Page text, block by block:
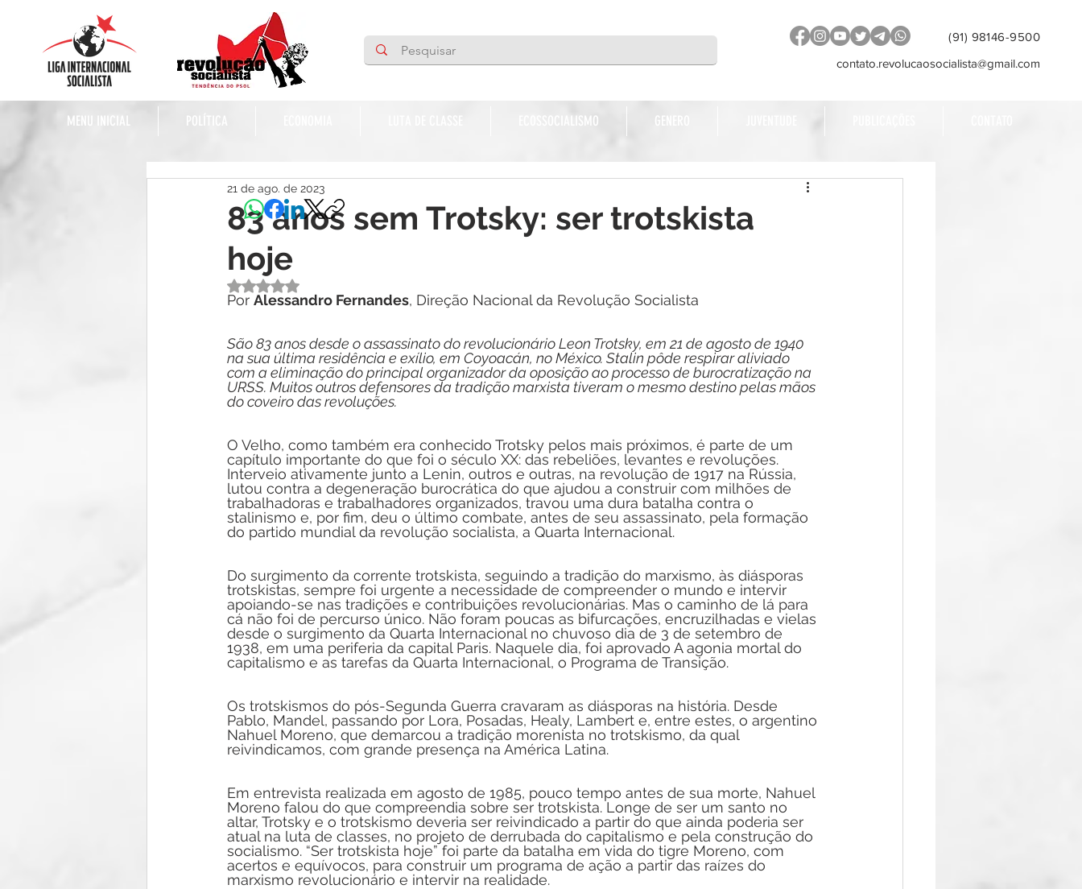
(91) 98146-9500
contato.revolucaosocialista@gmail.com
MENU INICIAL POLÍTICA ECOSSOCIALISMO GENERO
83 anos sem Trotsky: ser trotskista
hoje
21 de ago. de 2023
Avaliado com NaN de 5 estrelas.
Por Alessandro Fernandes, Direção Nacional da Revolução Socialista
São 83 anos desde o assassinato do revolucionário Leon Trotsky, em 21 de agosto de 1940
na sua última residência e exílio, em Coyoacán, no México. Stalin pôde respirar aliviado
com a eliminação do principal organizador da oposição ao processo de burocratização na
URSS. Muitos outros defensores da tradição marxista tiveram o mesmo destino pelas mãos
do coveiro das revoluções.
O Velho, como também era conhecido Trotsky pelos mais próximos, é parte de um
capítulo importante do que foi o século XX: das rebeliões, levantes e revoluções.
Interveio ativamente junto a Lenin, outros e outras, na revolução de 1917 na Rússia,
lutou contra a degeneração burocrática do que ajudou a construir com milhões de
trabalhadoras e trabalhadores organizados, travou uma dura batalha contra o
stalinismo e, por fim, deu o último combate, antes de seu assassinato, pela formação
do partido mundial da revolução socialista, a Quarta Internacional.
Do surgimento da corrente trotskista, seguindo a tradição do marxismo, às diásporas
trotskistas, sempre foi urgente a necessidade de compreender o mundo e intervir
apoiando-se nas tradições e contribuições revolucionárias. Mas o caminho de lá para
cá não foi de percurso único. Não foram poucas as bifurcações, encruzilhadas e vielas
desde o surgimento da Quarta Internacional no chuvoso dia de 3 de setembro de
1938, em uma periferia da capital Paris. Naquele dia, foi aprovado A agonia mortal do
capitalismo e as tarefas da Quarta Internacional, o Programa de Transição.
Os trotskismos do pós-Segunda Guerra cravaram as diásporas na história. Desde
Pablo, Mandel, passando por Lora, Posadas, Healy, Lambert e, entre estes, o argentino
Nahuel Moreno, que demarcou a tradição morenista no trotskismo, da qual
reivindicamos, com grande presença na América Latina.
Em entrevista realizada em agosto de 1985, pouco tempo antes de sua morte, Nahuel
Moreno falou do que compreendia sobre ser trotskista. Longe de ser um santo no
altar, Trotsky e o trotskismo deveria ser reivindicado a partir do que ainda poderia ser
atual na luta de classes, no projeto de derrubada do capitalismo e pela construção do
socialismo. “Ser trotskista hoje” foi parte da batalha em vida do tigre Moreno, com
acertos e equívocos, para construir um programa de ação a partir das raízes do
marxismo revolucionário e intervir na realidade.